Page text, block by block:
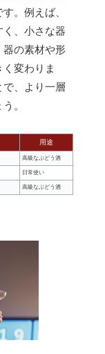
。例えば、
、小さな器
の素材や形
変わりま
、より一層
。
用途
高級なぶどう酒
日常使い
高級なぶどう酒